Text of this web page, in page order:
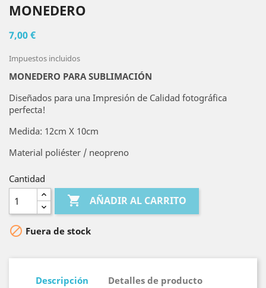
MONEDERO
7,00 €
Impuestos incluidos
MONEDERO PARA SUBLIMACIÓN
Diseñados para una Impresión de Calidad fotográfica
perfecta!
Medida: 12cm X 10cm
Material poliéster / neopreno
Cantidad
 AÑADIR AL CARRITO
 Fuera de stock
Descripción Detalles de producto